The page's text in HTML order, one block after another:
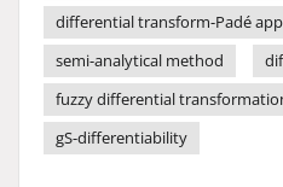
differential transform-Padé
semi-analytical method
fuzzy differential
gS-differentiability